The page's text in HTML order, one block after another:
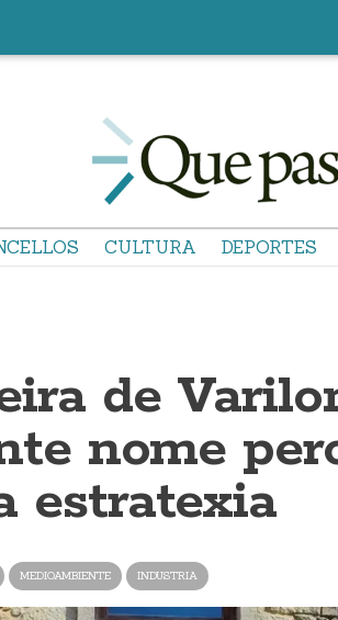
CULTURA DEPORTES
de
nome
estratexia
MEDIOAMBIENTE INDUSTRIA